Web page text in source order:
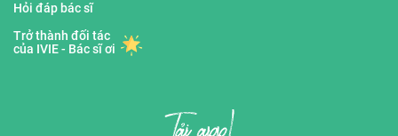
Hỏi đáp bác sĩ
Trở thành đối tác
của IVIE - Bác sĩ ơi